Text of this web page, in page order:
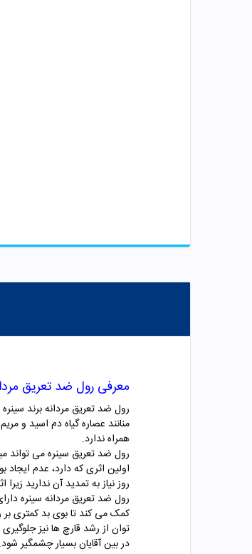
معرفی رول ضد تعریق
رول ضد تعریق مردانه برند
منانند عصاره گیاه دم اسید و
همراه ندارد.
رول ضد تعریق سینره می تواند
اولین اثری که دارد، عدم ایجاد
روز نیاز به تمدید آن ندارید
رول ضد تعریق مردانه سینره
کمک می کند تا بوی بد کمتری
توان از رشد قارچ ها نیز
در بین آقایان بسیار چشمگیر شود.